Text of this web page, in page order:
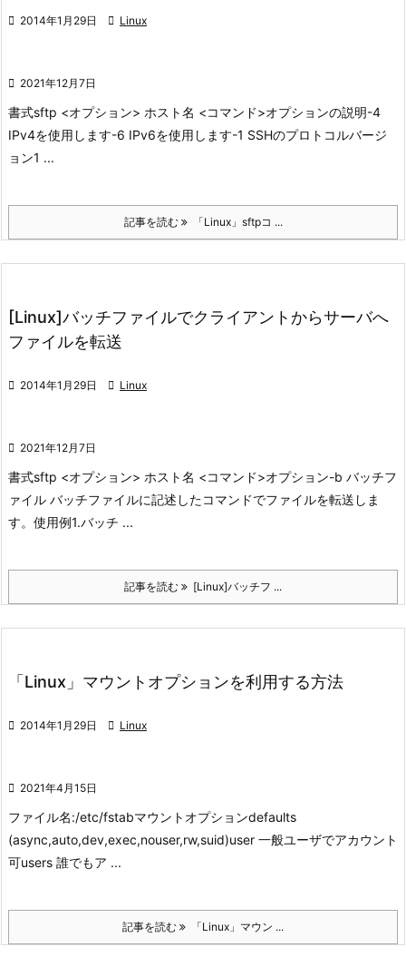
 2014年1月29日  Linux
 2021年12月7日
書式sftp <オプション> ホスト名 <コマンド>オプションの説明-4
IPv4を使用します-6 IPv6を使用します-1 SSHのプロトコルバージ
ョン1 ...
記事を読む 「Linux」sftpコ ...
[Linux]バッチファイルでクライアントからサーバへ
ファイルを転送
 2014年1月29日  Linux
 2021年12月7日
書式sftp <オプション> ホスト名 <コマンド>オプション-b バッチフ
ァイル バッチファイルに記述したコマンドでファイルを転送しま
す。 使用例1.バッチ ...
記事を読む [Linux]バッチフ ...
「Linux」マウントオプションを利用する方法
 2014年1月29日  Linux
 2021年4月15日
ファイル名:/etc/fstabマウントオプションdefaults
(async,auto,dev,exec,nouser,rw,suid)user 一般ユーザでアカウント
可users 誰でもア ...
記事を読む 「Linux」マウン ...